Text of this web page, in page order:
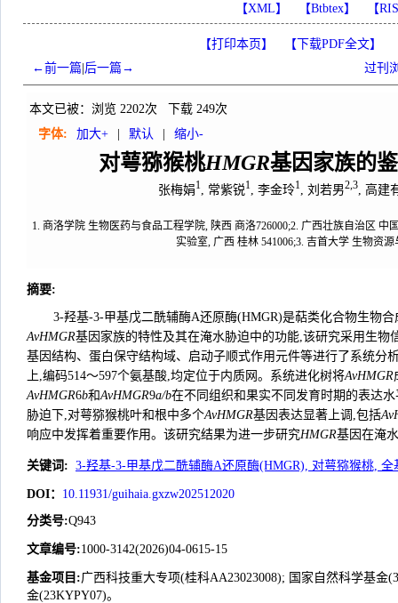
【XML】 【Btbtex】 【
【打印本页】 【下载PDF全文】
←前一篇 后一篇→ 过刊
本文已被：浏览 2202次 下载 249次
字体:
加大+ 默认 缩小-
对萼猕猴桃HMGR基因家族的
张梅娟1, 常紫锐1, 李金玲1, 刘若男2,3, 高建
1. 商洛学院 生物医药与食品工程学院, 陕西 商洛726000;2. 广西壮族自治区
实验室, 广西 桂林 541006;3. 吉首大学 生物资
摘要:
3-羟基-3-甲基戊二酰辅酶A还原酶(HMGR)是萜类化合物生物
AvHMGR基因家族的特性及其在淹水胁迫中的功能,该研究采用生物
基因结构、蛋白保守结构域、启动子顺式作用元件等进行了系统分
上,编码514～597个氨基酸,均定位于内质网。系统进化树将AvHMGR
AvHMGR6b和AvHMGR9a/b在不同组织和果实不同发育时期的表达
胁迫下,对萼猕猴桃叶和根中多个AvHMGR基因表达显著上调,包括
响应中发挥着重要作用。该研究结果为进一步研究HMGR基因在淹
关键词 : 3-羟基-3-甲基戊二酰辅酶A还原酶(HMGR), 对萼猕猴桃,
DOI： 10.11931/guihaia.gxzw202512020
分类号:Q943
文章编号:1000-3142(2026)04-0615-15
基金项目:广西科技重大专项(桂科AA23023008); 国家自然科学基金
金(23KYPY07)。